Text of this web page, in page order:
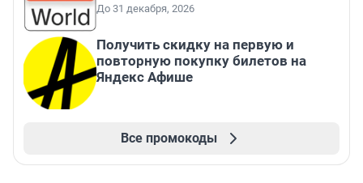
До 31 декабря, 2026
Получить скидку на первую и
повторную покупку билетов на
Яндекс Афише
Все промокоды